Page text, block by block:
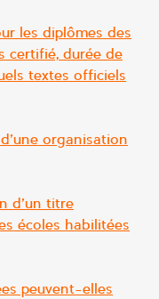
les diplômes des
certifié, durée de
textes officiels
organisation
d’un titre
écoles habilitées
peuvent-elles